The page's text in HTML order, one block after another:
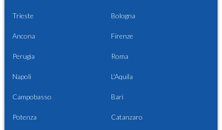
Trieste Bologna
Ancona Firenze
Perugia Roma
Napoli L'Aquila
Campobasso Bari
Potenza Catanzaro